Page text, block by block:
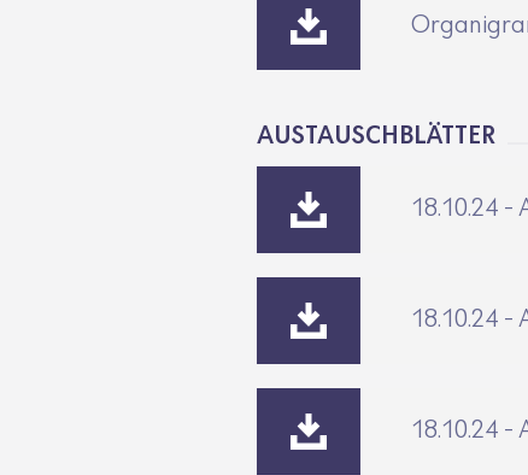
AUSTAUSCHBLÄTTER
18.10.24 -
18.10.24 -
18.10.24 -